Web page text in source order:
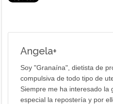
Angela+
Soy "Granaína", dietista de
compulsiva de todo tipo de
Siempre me ha interesado la
especial la repostería y por